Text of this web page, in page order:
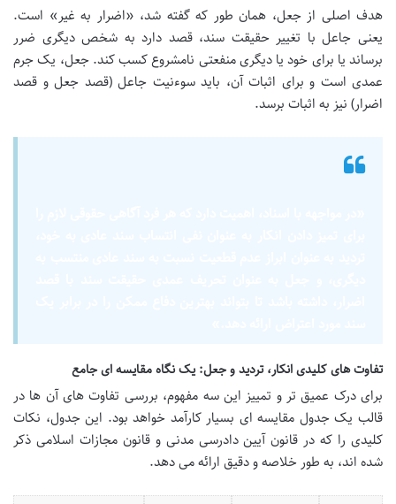
هدف اصلی از جعل، همان طور که گفته شد، «اضرار به غیر» است.
یعنی جاعل با تغییر حقیقت سند، قصد دارد به شخص دیگری ضرر
برساند یا برای خود یا دیگری منفعتی نامشروع کسب کند. جعل، یک جرم
عمدی است و برای اثبات آن، باید سوءنیت جاعل (قصد جعل و قصد
اضرار) نیز به اثبات برسد.
تفاوت های کلیدی انکار، تردید و جعل: یک نگاه مقایسه ای جامع
برای درک عمیق تر و تمییز این سه مفهوم، بررسی تفاوت های آن ها در
قالب یک جدول مقایسه ای بسیار کارآمد خواهد بود. این جدول، نکات
کلیدی را که در قانون آیین دادرسی مدنی و قانون مجازات اسلامی ذکر
شده اند، به طور خلاصه و دقیق ارائه می دهد.